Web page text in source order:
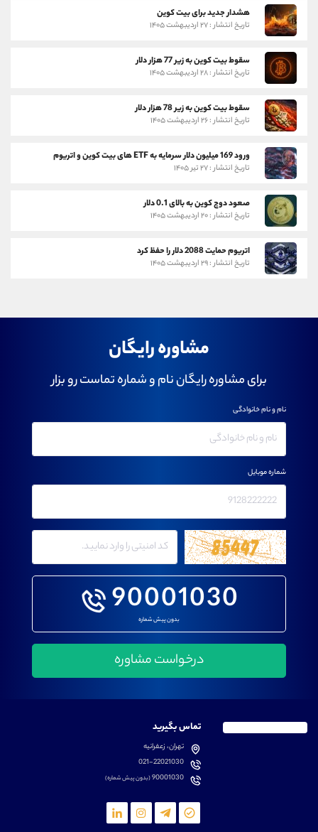
هشدار جدید برای بیت کوین
تاریخ انتشار : ۲۷ اردیبهشت ۱۴۰۵
سقوط بیت کوین به زیر 77 هزار دلار
تاریخ انتشار : ۲۸ اردیبهشت ۱۴۰۵
سقوط بیت کوین به زیر 78 هزار دلار
تاریخ انتشار : ۲۶ اردیبهشت ۱۴۰۵
ورود 169 میلیون دلار سرمایه به ETF های بیت کوین و اتریوم
تاریخ انتشار : ۲۷ تیر ۱۴۰۵
صعود دوج کوین به بالای 0.1 دلار
تاریخ انتشار : ۲۰ اردیبهشت ۱۴۰۵
اتریوم حمایت 2088 دلار را حفظ کرد
تاریخ انتشار : ۲۹ اردیبهشت ۱۴۰۵
مشاوره رایگان
برای مشاوره رایگان نام و شماره تماست رو بزار
90001030
بدون پیش شماره
نام و نام خانوادگی
شماره موبایل
تماس بگیرید
تهران، زعفرانیه
021-22021030
90001030(بدون پیش شماره)